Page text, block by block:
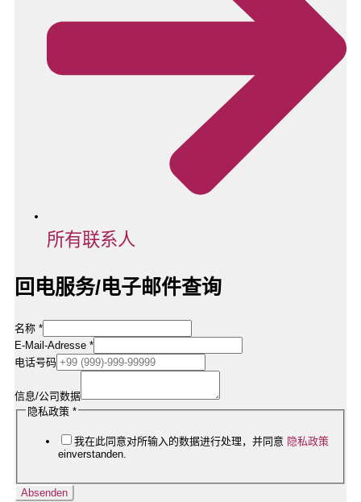
所有联系人
回电服务/电子邮件查询
名称 *
E-Mail-Adresse *
电话号码
信息/公司数据
Rufnummer
Firmendaten
隐私政策 *
我在此同意对所输入的数据进行处理，并同意 隐私政策
einverstanden.
Absenden